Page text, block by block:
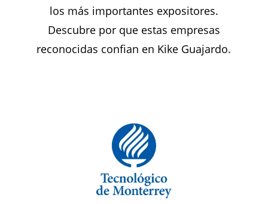
los más importantes expositores.
Descubre por que estas empresas
reconocidas confian en Kike Guajardo.